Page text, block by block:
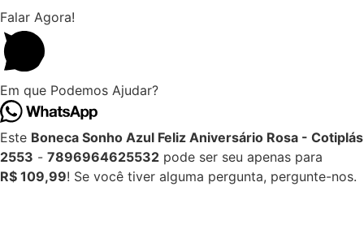
Falar Agora!
Em que Podemos Ajudar?
Este Boneca Sonho Azul Feliz Aniversário Rosa - Cotiplás
2553 - 7896964625532 pode ser seu apenas para
R$ 109,99! Se você tiver alguma pergunta, pergunte-nos.